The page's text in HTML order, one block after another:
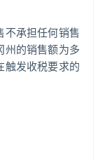
不承担任何销售
州的销售额为多
触发收税要求的